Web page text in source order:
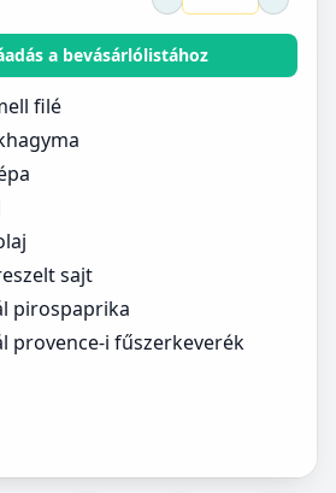
a bevásárlólistához
filé
sajt
pirospaprika
provence-i fűszerkeverék